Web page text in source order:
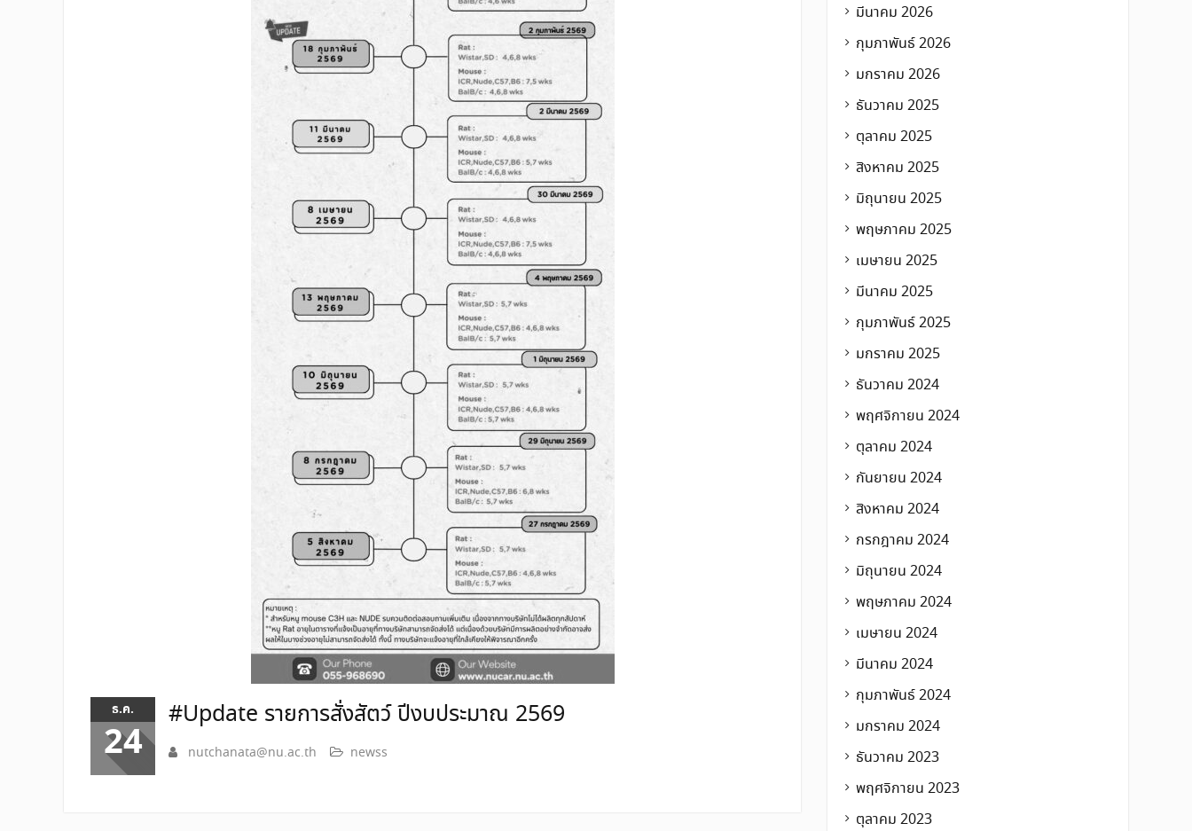
ธ.ค.
24
#Update รายการสั่งสัตว์ ปีงบประมาณ 2569
nutchanata@nu.ac.th newss
มีนาคม 2026
กุมภาพันธ์ 2026
มกราคม 2026
ธันวาคม 2025
ตุลาคม 2025
สิงหาคม 2025
มิถุนายน 2025
พฤษภาคม 2025
เมษายน 2025
มีนาคม 2025
กุมภาพันธ์ 2025
มกราคม 2025
ธันวาคม 2024
พฤศจิกายน 2024
ตุลาคม 2024
กันยายน 2024
สิงหาคม 2024
กรกฎาคม 2024
มิถุนายน 2024
พฤษภาคม 2024
เมษายน 2024
มีนาคม 2024
กุมภาพันธ์ 2024
มกราคม 2024
ธันวาคม 2023
พฤศจิกายน 2023
ตุลาคม 2023